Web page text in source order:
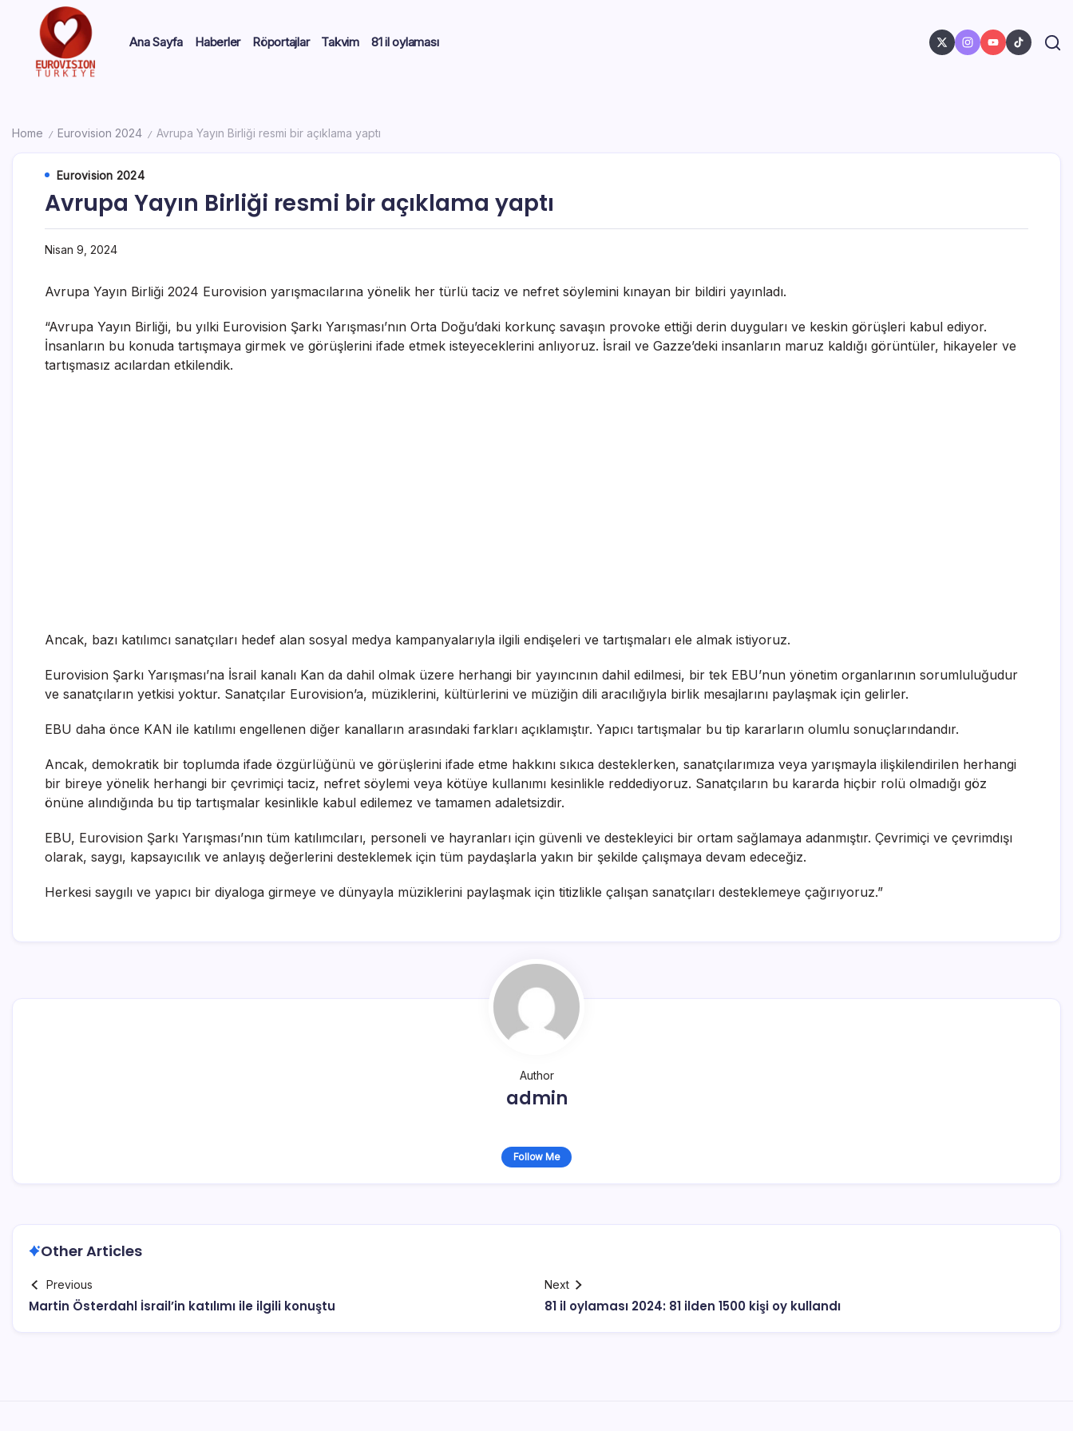
Ana Sayfa Haberler Röportajlar Takvim 81 il oylaması
Home / Eurovision 2024 / Avrupa Yayın Birliği resmi bir açıklama yaptı
Eurovision 2024
Avrupa Yayın Birliği resmi bir açıklama yaptı
Nisan 9, 2024
Avrupa Yayın Birliği 2024 Eurovision yarışmacılarına yönelik her türlü taciz ve nefret söylemini kınayan bir bildiri yayınladı.
“Avrupa Yayın Birliği, bu yılki Eurovision Şarkı Yarışması’nın Orta Doğu’daki korkunç savaşın provoke ettiği derin duyguları ve keskin görüşleri kabul ediyor.
İnsanların bu konuda tartışmaya girmek ve görüşlerini ifade etmek isteyeceklerini anlıyoruz. İsrail ve Gazze’deki insanların maruz kaldığı görüntüler, hikayeler ve
tartışmasız acılardan etkilendik.
Ancak, bazı katılımcı sanatçıları hedef alan sosyal medya kampanyalarıyla ilgili endişeleri ve tartışmaları ele almak istiyoruz.
Eurovision Şarkı Yarışması’na İsrail kanalı Kan da dahil olmak üzere herhangi bir yayıncının dahil edilmesi, bir tek EBU’nun yönetim organlarının sorumluluğudur
ve sanatçıların yetkisi yoktur. Sanatçılar Eurovision’a, müziklerini, kültürlerini ve müziğin dili aracılığıyla birlik mesajlarını paylaşmak için gelirler.
EBU daha önce KAN ile katılımı engellenen diğer kanalların arasındaki farkları açıklamıştır. Yapıcı tartışmalar bu tip kararların olumlu sonuçlarındandır.
Ancak, demokratik bir toplumda ifade özgürlüğünü ve görüşlerini ifade etme hakkını sıkıca desteklerken, sanatçılarımıza veya yarışmayla ilişkilendirilen herhangi
bir bireye yönelik herhangi bir çevrimiçi taciz, nefret söylemi veya kötüye kullanımı kesinlikle reddediyoruz. Sanatçıların bu kararda hiçbir rolü olmadığı göz
önüne alındığında bu tip tartışmalar kesinlikle kabul edilemez ve tamamen adaletsizdir.
EBU, Eurovision Şarkı Yarışması’nın tüm katılımcıları, personeli ve hayranları için güvenli ve destekleyici bir ortam sağlamaya adanmıştır. Çevrimiçi ve çevrimdışı
olarak, saygı, kapsayıcılık ve anlayış değerlerini desteklemek için tüm paydaşlarla yakın bir şekilde çalışmaya devam edeceğiz.
Herkesi saygılı ve yapıcı bir diyaloga girmeye ve dünyayla müziklerini paylaşmak için titizlikle çalışan sanatçıları desteklemeye çağırıyoruz.”
Author
admin
Follow Me
Other Articles
Previous
Martin Österdahl İsrail’in katılımı ile ilgili konuştu
Next
81 il oylaması 2024: 81 ilden 1500 kişi oy kullandı